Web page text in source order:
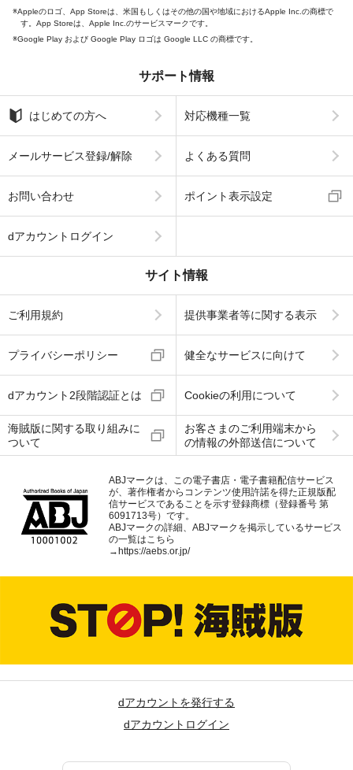
Appleのロゴ、App Storeは、米国もしくはその他の国や地域におけるApple Inc.の商標で
す。App Storeは、Apple Inc.のサービスマークです。
Google Play および Google Play ロゴは Google LLC の商標です。
サポート情報
はじめての方へ 対応機種一覧
メールサービス登録/解除 よくある質問
お問い合わせ ポイント表示設定
dアカウントログイン
サイト情報
ご利用規約 提供事業者等に関する表示
プライバシーポリシー 健全なサービスに向けて
dアカウント2段階認証とは Cookieの利用について
海賊版に関する取り組みに
ついて
お客さまのご利用端末から
の情報の外部送信について
ABJマークは、この電子書店・電子書籍配信サービス
が、著作権者からコンテンツ使用許諾を得た正規版配
信サービスであることを示す登録商標（登録番号 第
6091713号）です。
ABJマークの詳細、ABJマークを掲示しているサービス
の一覧はこちら
→ https://aebs.or.jp/
dアカウントを発行する
dアカウントログイン